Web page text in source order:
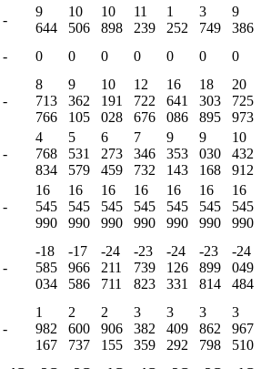
-
9
644
10
506
10
898
11
239
1
252
3
749
9
386
- 0 0 0 0 0 0 0
-
8
713
766
9
362
105
10
191
028
12
722
676
16
641
086
18
303
895
20
725
973
-
4
768
834
5
531
579
6
273
459
7
346
732
9
353
143
9
030
168
10
432
912
-
16
545
990
16
545
990
16
545
990
16
545
990
16
545
990
16
545
990
16
545
990
-
-18
585
034
-17
966
586
-24
211
711
-23
739
823
-24
126
331
-23
899
814
-24
049
484
-
1
982
167
2
600
737
2
906
155
3
382
359
3
409
292
3
862
798
3
967
510